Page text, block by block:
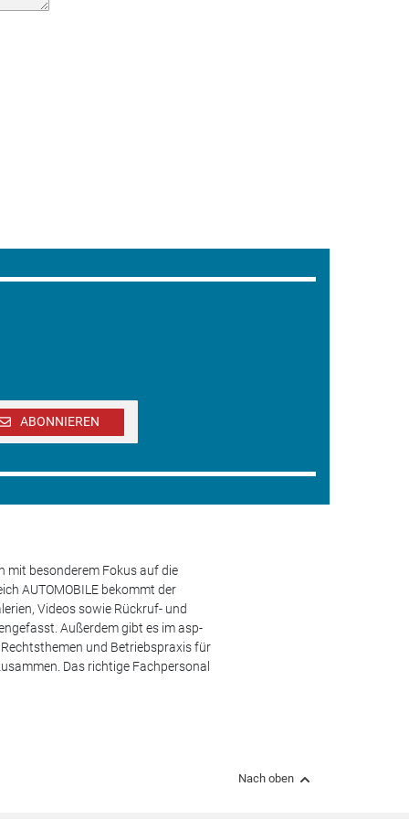
ABONNIEREN
mit besonderem Fokus auf die
AUTOMOBILE bekommt der
Videos sowie Rückruf- und
Außerdem gibt es im asp-
und Betriebspraxis für
Das richtige Fachpersonal
Nach oben